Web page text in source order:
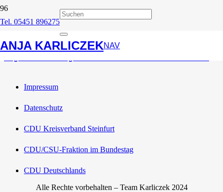
Tel. 05451 896275
ANJA KARLICZEKNAV
FU
Impressum
Datenschutz
CDU Kreisverband Steinfurt
CDU/CSU-Fraktion im Bundestag
CDU Deutschlands
Alle Rechte vorbehalten – Team Karliczek 2024